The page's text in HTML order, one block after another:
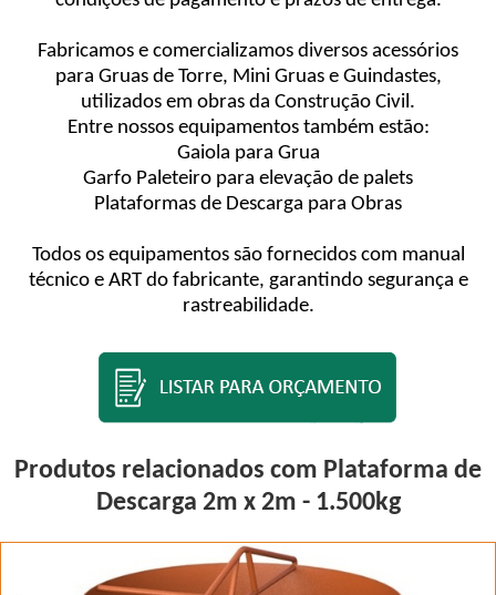
Fabricamos e comercializamos diversos acessórios
para Gruas de Torre, Mini Gruas e Guindastes,
utilizados em obras da Construção Civil.
Entre nossos equipamentos também estão:
Gaiola para Grua
Garfo Paleteiro para elevação de palets
Plataformas de Descarga para Obras
Todos os equipamentos são fornecidos com manual
técnico e ART do fabricante, garantindo segurança e
rastreabilidade.
Produtos relacionados com Plataforma de
Descarga 2m x 2m - 1.500kg